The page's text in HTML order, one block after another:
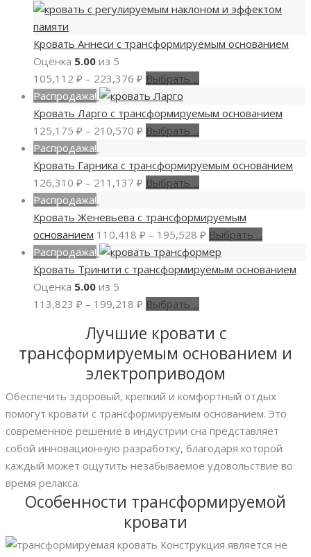
Кровать Аннеси с трансформируемым основанием
Оценка 5.00 из 5
105,112 ₽ – 223,376 ₽ Выбрать ...
Распродажа!
Кровать Ларго с трансформируемым основанием
125,175 ₽ – 210,570 ₽ Выбрать ...
Распродажа!
Кровать Гарника с трансформируемым основанием
126,310 ₽ – 211,137 ₽ Выбрать ...
Распродажа!
Кровать Женевьева с трансформируемым
основанием 110,418 ₽ – 195,528 ₽ Выбрать ...
Распродажа!
Кровать Тринити с трансформируемым основанием
Оценка 5.00 из 5
113,823 ₽ – 199,218 ₽ Выбрать ...
Лучшие кровати с
трансформируемым основанием и
электроприводом
Обеспечить здоровый, крепкий и комфортный отдых
помогут кровати с трансформируемым основанием. Это
современное решение в индустрии сна представляет
собой инновационную разработку, благодаря которой
каждый может ощутить незабываемое удовольствие во
время релакса.
Особенности трансформируемой
кровати
Конструкция является не